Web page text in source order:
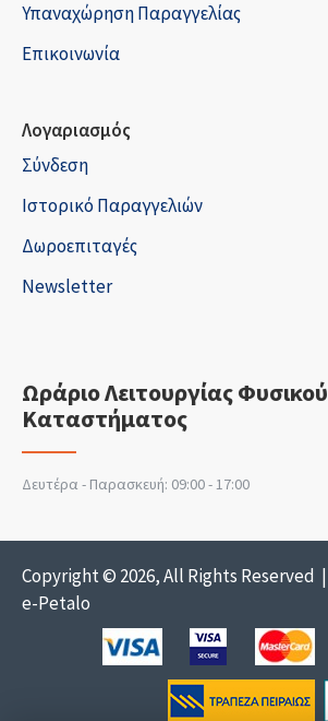
Υπαναχώρηση Παραγγελίας
Επικοινωνία
Λογαριασμός
Σύνδεση
Ιστορικό Παραγγελιών
Δωροεπιταγές
Newsletter
Ωράριο Λειτουργίας Φυσικού
Καταστήματος
Δευτέρα - Παρασκευή: 09:00 - 17:00
Copyright © 2026, All Rights Reserved |
e-Petalo